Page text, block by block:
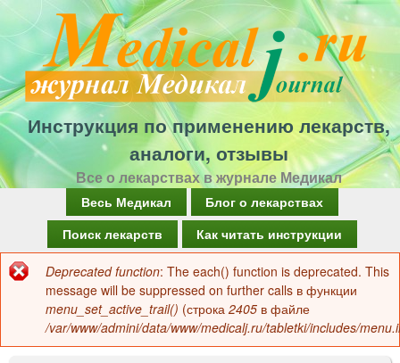
Перейти
к
основному
содержанию
Инструкция по применению лекарств,
аналоги, отзывы
Все о лекарствах в журнале Медикал
а
в
о
Весь Медикал
Блог о лекарствах
Поиск лекарств
Как читать инструкции
Сообщение
об
ошибке
Deprecated function: The each() function is deprecated. This
message will be suppressed on further calls в функции
menu_set_active_trail() (строка 2405 в файле
/var/www/admini/data/www/medicalj.ru/tabletki/includes/